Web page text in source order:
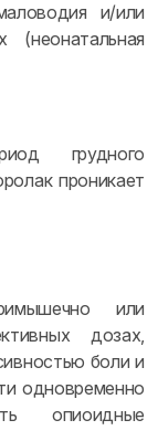
и/или
грудного
проникает
или
дозах,
боли и
одновременно
опиоидные